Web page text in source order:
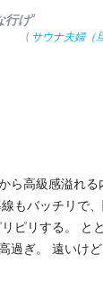
け”
( サウナ夫婦（
ら高級感溢れ
もバッチリで
ピリする。 と
過ぎ。 遠いけ